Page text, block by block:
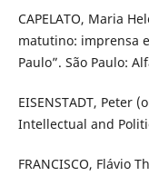
CAPELATO, Maria
matutino: imprensa
Paulo”. São Paulo:
EISENSTADT, Peter
Intellectual and
FRANCISCO, Flávio